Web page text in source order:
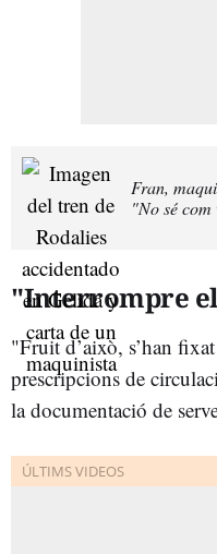
Fran,
"No sé
"Interrompre
"Fruit d’això, s’han
prescripcions de
la documentació de